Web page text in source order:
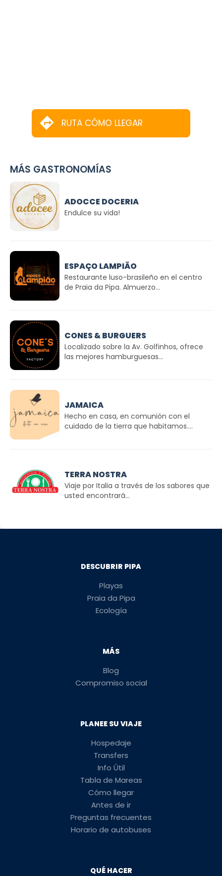
RUTA CÓMO LLEGAR
MÁS GASTRONOMÍAS
ADOCCE DOCERIA
Endulce su vida!
ESPAÇO LAMPIÃO
Restaurante luso-brasileño en el centro
de Praia da Pipa. Almuerzo...
CONES & BURGUERS
Localizado sobre la Av. Golfinhos, ofrece
las mejores hamburguesas...
JAMAICA
Hecho en casa, en comunión con el
cuidado de la tierra que habitamos....
TERRA NOSTRA
Viaje por Italia a través de los sabores que
usted encontrará...
DESCUBRIR PIPA
Playas
Praia da Pipa
Ecología
MÁS
Blog
Compromiso social
PLANEE SU VIAJE
Hospedaje
Transfers
Info Útil
Tabla de Mareas
Cómo llegar
Antes de ir
Preguntas frecuentes
Horario de autobuses
QUÉ HACER